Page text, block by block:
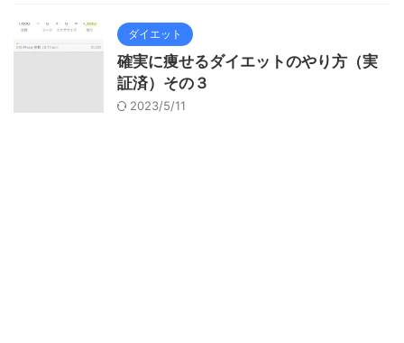
ダイエット
確実に痩せるダイエットのやり方（実
証済）その３
2023/5/11